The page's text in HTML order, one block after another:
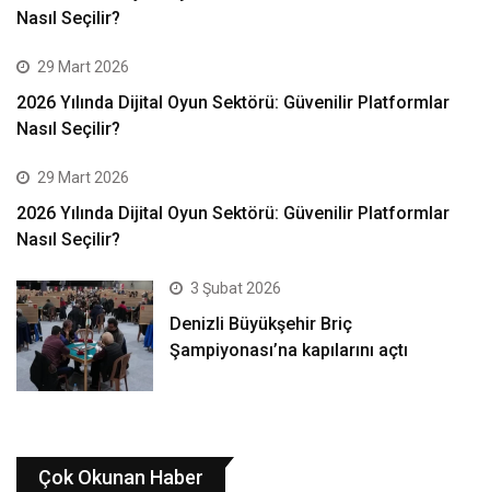
Nasıl Seçilir?
29 Mart 2026
2026 Yılında Dijital Oyun Sektörü: Güvenilir Platformlar
Nasıl Seçilir?
29 Mart 2026
2026 Yılında Dijital Oyun Sektörü: Güvenilir Platformlar
Nasıl Seçilir?
3 Şubat 2026
Denizli Büyükşehir Briç
Şampiyonası’na kapılarını açtı
Çok Okunan Haber